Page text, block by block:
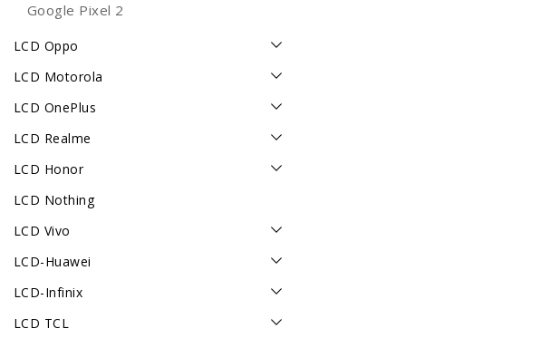
Google Pixel 2
LCD Oppo
LCD Motorola
LCD OnePlus
LCD Realme
LCD Honor
LCD Nothing
LCD Vivo
LCD-Huawei
LCD-Infinix
LCD TCL